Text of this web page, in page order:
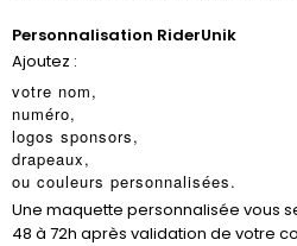
Personnalisation RiderUnik
Ajoutez :
votre nom,
numéro,
logos sponsors,
drapeaux,
ou couleurs personnalisées.
Une maquette personnalisée vous
48 à 72h après validation de votre